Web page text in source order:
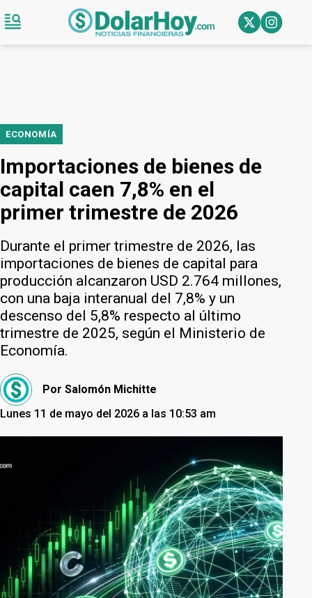
ECONOMÍA
Importaciones de bienes de
capital caen 7,8% en el
primer trimestre de 2026
Durante el primer trimestre de 2026, las
importaciones de bienes de capital para
producción alcanzaron USD 2.764 millones,
con una baja interanual del 7,8% y un
descenso del 5,8% respecto al último
trimestre de 2025, según el Ministerio de
Economía.
Por Salomón Michitte
Lunes 11 de mayo del 2026 a las 10:53 am